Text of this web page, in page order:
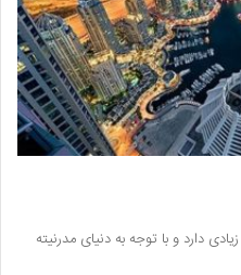
دارد و با توجه به دنیای مدرنیته